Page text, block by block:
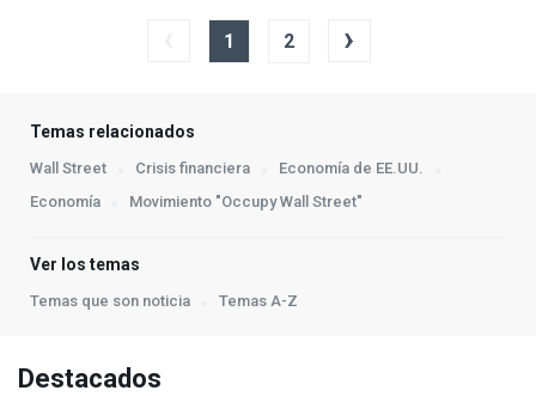
1 2 ›
Temas relacionados
Wall Street Crisis financiera
Economía de EE.UU.
Economía
Movimiento "Occupy Wall Street"
Ver los temas
Temas que son noticia Temas A-Z
Destacados